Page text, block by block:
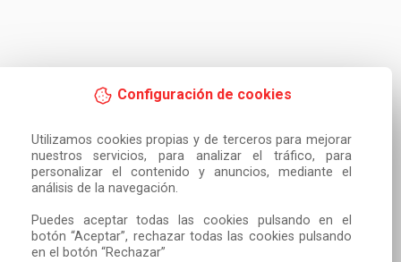
Configuración de cookies
Utilizamos cookies propias y de terceros para mejorar
nuestros servicios, para analizar el tráfico, para
personalizar el contenido y anuncios, mediante el
análisis de la navegación.
Puedes aceptar todas las cookies pulsando en el
botón “Aceptar”, rechazar todas las cookies pulsando
en el botón “Rechazar”